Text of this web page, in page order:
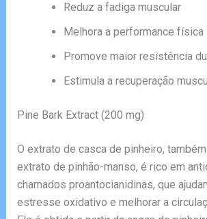
Reduz a fadiga muscular
Melhora a performance física
Promove maior resistência
Estimula a recuperação
Pine Bark Extract (200 mg)
O extrato de casca de pinheiro,
extrato de pinhão-manso, é rico em
chamados proantocianidinas, que
estresse oxidativo e melhorar a